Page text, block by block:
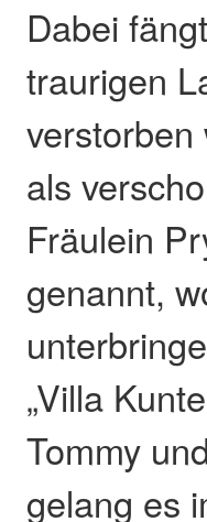
Dabei
traurigen
verstorben
als
Fräulein
genannt,
„Villa
Tommy
gelang es